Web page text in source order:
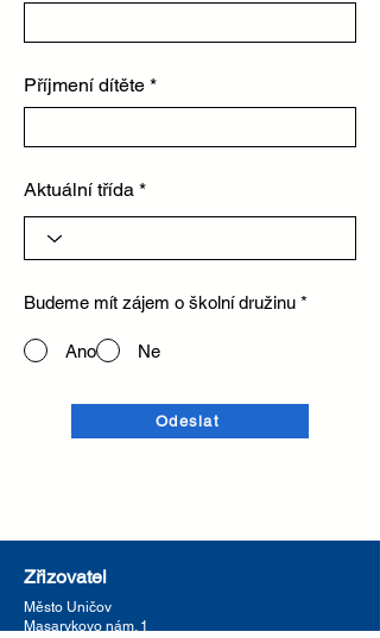
Příjmení dítěte
Aktuální třída
Budeme mít zájem o školní družinu *
Ano Ne
Odeslat
Zřizovatel
Město Uničov
Masarykovo nám. 1